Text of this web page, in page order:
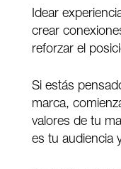
Idear
crear
reforzar el
Si estás
marca,
valores de tu
es tu audiencia